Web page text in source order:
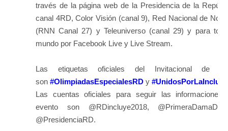
través de la página web de la Presidencia de la
canal 4RD, Color Visión (canal 9), Red Nacional de
(RNN Canal 27) y Teleuniverso (canal 29) y para
mundo por Facebook Live y Live Stream.
Las etiquetas oficiales del Invitacional de
son #OlimpiadasEspecialesRD y
Las cuentas oficiales para seguir las informaciones
evento son @RDincluye2018,
@PresidenciaRD.